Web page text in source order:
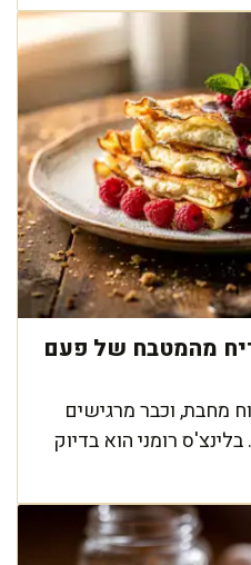
מהמטבח של פעם
מחבת, וכבר מרגישים
רומני הוא בדיוק